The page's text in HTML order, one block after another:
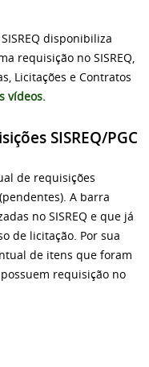
disponibiliza
requisição no SISREQ,
Licitações e Contratos
vídeos.
SISREQ/PGC
de requisições
A barra
no SISREQ e que já
de licitação. Por sua
de itens que foram
requisição no